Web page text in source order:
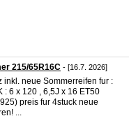
215/65R16C - [16.7. 2026]
inkl. neue Sommerreifen fur :
: 6 x 120 , 6,5J x 16 ET50
preis fur 4stuck neue
...